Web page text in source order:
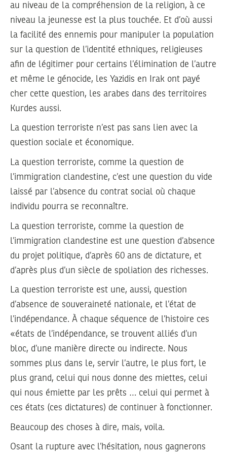
au niveau de la compréhension de la religion, à ce
niveau la jeunesse est la plus touchée. Et d’où aussi
la facilité des ennemis pour manipuler la population
sur la question de l’identité ethniques, religieuses
afin de légitimer pour certains l’élimination de l’autre
et même le génocide, les Yazidis en Irak ont payé
cher cette question, les arabes dans des territoires
Kurdes aussi.
La question terroriste n’est pas sans lien avec la
question sociale et économique.
La question terroriste, comme la question de
l’immigration clandestine, c’est une question du vide
laissé par l’absence du contrat social où chaque
individu pourra se reconnaître.
La question terroriste, comme la question de
l’immigration clandestine est une question d’absence
du projet politique, d’après 60 ans de dictature, et
d’après plus d’un siècle de spoliation des richesses.
La question terroriste est une, aussi, question
d’absence de souveraineté nationale, et l’état de
l’indépendance. À chaque séquence de l’histoire ces
«états de l’indépendance, se trouvent alliés d’un
bloc, d’une manière directe ou indirecte. Nous
sommes plus dans le, servir l’autre, le plus fort, le
plus grand, celui qui nous donne des miettes, celui
qui nous émiette par les prêts … celui qui permet à
ces états (ces dictatures) de continuer à fonctionner.
Beaucoup des choses à dire, mais, voila.
Osant la rupture avec l’hésitation, nous gagnerons